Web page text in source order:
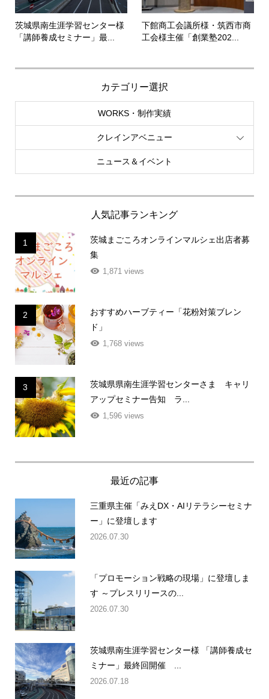
茨城県南生涯学習センター様
「講師養成セミナー」最...
下館商工会議所様・筑西市商
工会様主催「創業塾202...
カテゴリー選択
WORKS・制作実績
クレインアベニュー
ニュース＆イベント
人気記事ランキング
1
茨城まごころオンラインマルシェ出店者募
集
1,871 views
2
おすすめハーブティー「花粉対策ブレン
ド」
1,768 views
3
茨城県県南生涯学習センターさま キャリ
アップセミナー告知 ラ...
1,596 views
最近の記事
三重県主催「みえDX・AIリテラシーセミナ
ー」に登壇します
2026.07.30
「プロモーション戦略の現場」に登壇しま
す ～プレスリリースの...
2026.07.30
茨城県南生涯学習センター様 「講師養成セ
ミナー」最終回開催 ...
2026.07.18